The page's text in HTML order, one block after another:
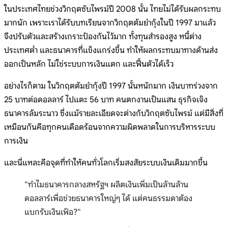
ในประเทศไทยช่วงวิกฤตซับไพรม์ปี 2008 นั้น ไทยไม่ได้รับผลกระทบ
มากนัก เพราะเราได้รับบทเรียนจากวิกฤตต้มยำกุ้งในปี 1997 มาแล้ว
จึงปรับตัวและสร้างเกราะป้องกันไว้มาก ทั้งทุนสำรองสูง หนี้ต่าง
ประเทศต่ำ และธนาคารที่แข็งแกร่งขึ้น ทำให้ผลกระทบมาทางด้านส่ง
ออกเป็นหลัก ไม่ใช่ระบบการเงินแตก และฟื้นตัวได้เร็ว
อย่างไรก็ตาม ในวิกฤตต้มยำกุ้งปี 1997 นั้นหนักมาก เงินบาทร่วงจาก
25 บาทต่อดอลลาร์ ไปแตะ 56 บาท คนตกงานเป็นแสน ธุรกิจเจ๊ง
ธนาคารล้มระนาว ซึ่งแม้รายละเอียดจะต่างกับวิกฤตซับไพรม์ แต่มีสิ่งที่
เหมือนกันคือทุกคนเดือดร้อนจากความผิดพลาดในการบริหารระบบ
การเงิน
และนี่แหละคือจุดที่ทำให้คนทั่วโลกเริ่มสงสัยระบบเงินเดิมมากขึ้น
"ทำไมธนาคารกลางสหรัฐฯ ผลิตเงินเพิ่มเป็นล้านล้าน
ดอลลาร์เพื่อช่วยธนาคารใหญ่ๆ ได้ แต่คนธรรมดาต้อง
แบกรับเงินเฟ้อ?"